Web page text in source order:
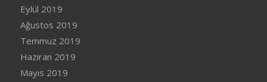
Eylül 2019
Ağustos 2019
Temmuz 2019
Haziran 2019
Mayıs 2019